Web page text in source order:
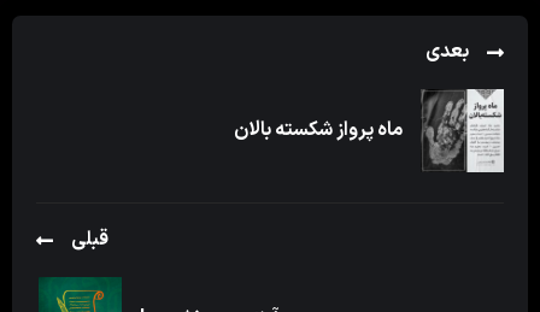
بعدی
ماه پرواز شکسته بالان
قبلی